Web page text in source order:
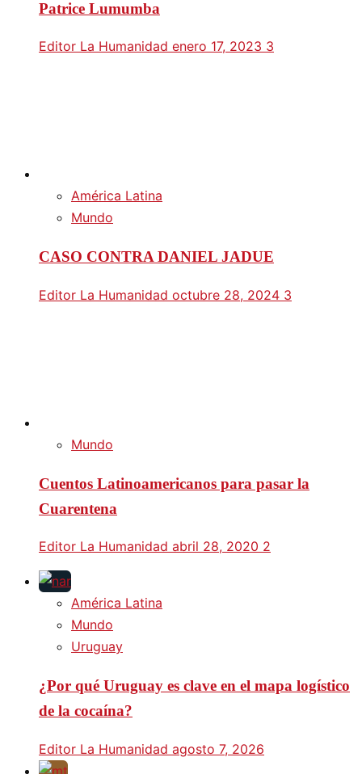
Patrice Lumumba
Editor La Humanidad enero 17, 2023 3
América Latina
Mundo
CASO CONTRA DANIEL JADUE
Editor La Humanidad octubre 28, 2024 3
Mundo
Cuentos Latinoamericanos para pasar la
Cuarentena
Editor La Humanidad abril 28, 2020 2
América Latina
Mundo
Uruguay
¿Por qué Uruguay es clave en el mapa logístico
de la cocaína?
Editor La Humanidad agosto 7, 2026